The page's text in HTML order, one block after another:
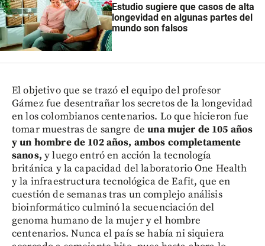
Estudio sugiere que casos de alta
longevidad en algunas partes del
mundo son falsos
El objetivo que se trazó el equipo del profesor
Gámez fue desentrañar los secretos de la longevidad
en los colombianos centenarios. Lo que hicieron fue
tomar muestras de sangre deuna mujer de 105 años
y un hombre de 102 años, ambos completamente
sanos,y luego entró en acción la tecnología
británica y la capacidad del laboratorio One Health
y la infraestructura tecnológica de Eafit, que en
cuestión de semanas tras un complejo análisis
bioinformático culminó la secuenciación del
genoma humano de la mujer y el hombre
centenarios. Nunca el país se había ni siquiera